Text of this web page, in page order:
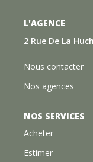
L'AGENCE
2 Rue De La
Nous contacter
Nos agences
NOS SERVICES
Acheter
Estimer